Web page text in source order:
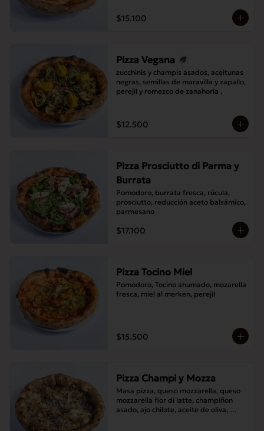
$15.100
Pizza Vegana
zucchinis y champis asados, aceitunas
negras, semillas de maravilla y zapallo,
perejil y romezco de zanahoria .
$12.500
Pizza Prosciutto di Parma y
Burrata
Pomodoro, burrata fresca, rúcula,
prosciutto, reducción aceto balsámico,
parmesano
$17.100
Pizza Tocino Miel
Pomodoro, Tocino ahumado, mozarella
fresca, miel al merken, perejil
$15.500
Pizza Champi y Mozza
Masa pizza, queso mozzarella, queso
mozzarella fior di latte, champiñon
asado, ajo chilote, aceite de oliva,